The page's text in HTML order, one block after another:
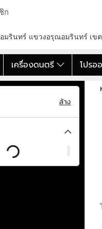
ก
มรินทร์ แขวงอรุณอมรินทร์ เข
เครื่องดนตรี โปร
ล้าง